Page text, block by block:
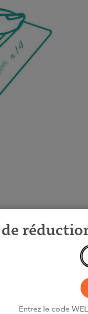
Entrez le code